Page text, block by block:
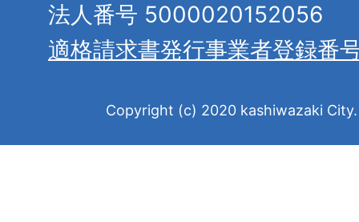
法人番号 5000020152056
適格請求書発行事業者登録番
Copyright (c) 2020 kashiwazaki